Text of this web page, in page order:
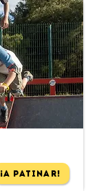
¡A Patinar!